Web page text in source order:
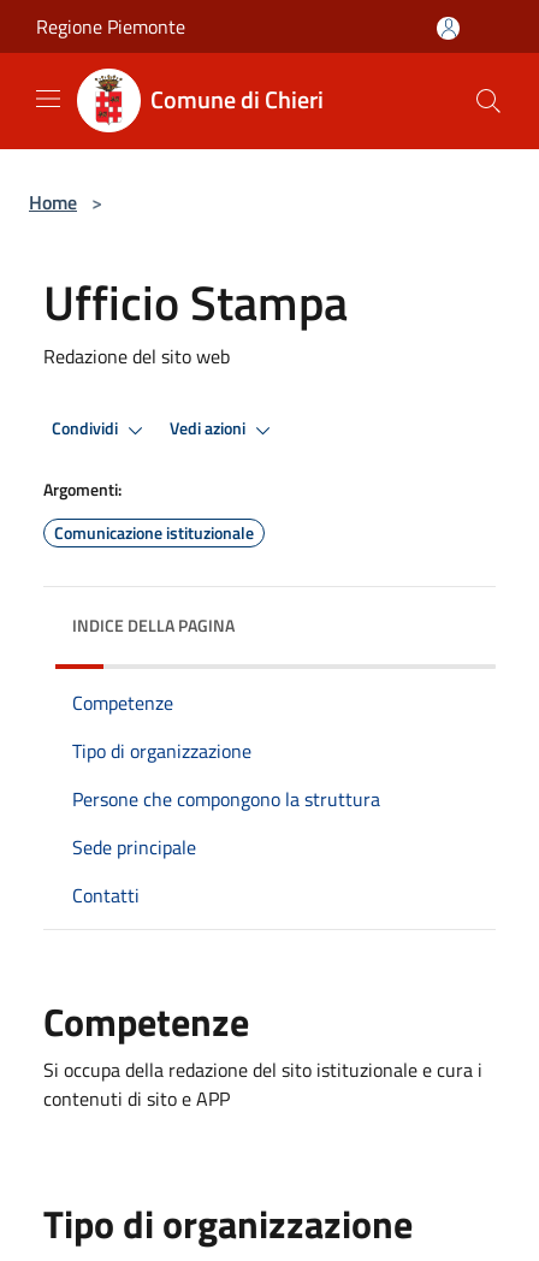
Salta al contenuto principale
Regione Piemonte
Comune di Chieri
Home >
Ufficio Stampa
Redazione del sito web
Condividi Vedi azioni
Argomenti:
Comunicazione istituzionale
INDICE DELLA PAGINA
Competenze
Tipo di organizzazione
Persone che compongono la struttura
Sede principale
Contatti
Competenze
Si occupa della redazione del sito istituzionale e cura i
contenuti di sito e APP
Tipo di organizzazione